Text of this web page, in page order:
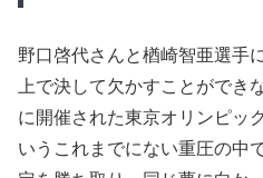
野口啓代さんと楢崎智亜選手
上で決して欠かすことができ
に開催された東京オリンピッ
いうこれまでにない重圧の中